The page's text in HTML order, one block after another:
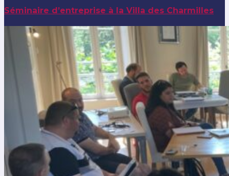
Séminaire d’entreprise à la Villa des Charmilles